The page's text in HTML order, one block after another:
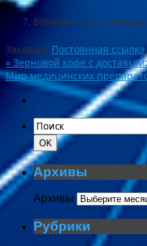
Возможность
Закладка Постоянная ссылка.
« Зерновой кофе с
Мир медицинских
Архивы
Архивы
Рубрики